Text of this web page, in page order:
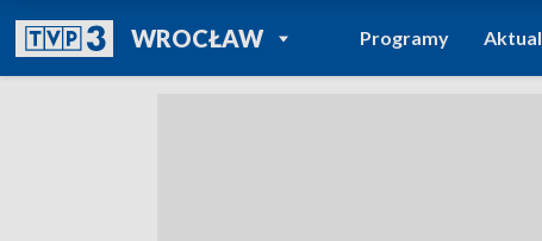
WROCŁAWPOWRÓT DO
TVP REGIONY
Programy